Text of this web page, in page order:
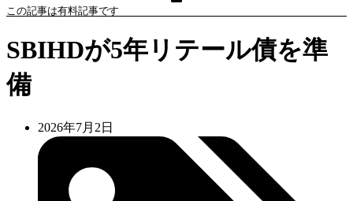
この記事は有料記事です
SBIHDが5年リテール債を準
備
2026年7月2日